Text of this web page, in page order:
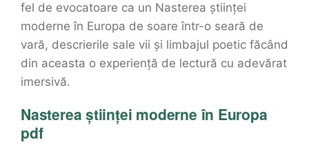
fel de evocatoare ca un Nasterea științei
moderne în Europa de soare într-o seară de
vară, descrierile sale vii și limbajul poetic făcând
din aceasta o experiență de lectură cu adevărat
imersivă.
Nasterea științei moderne în Europa
pdf